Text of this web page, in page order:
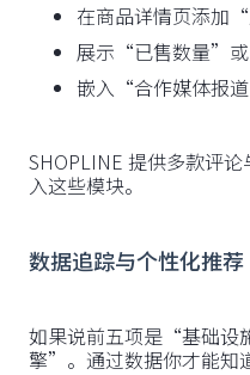
在商品详情页添加
展示“已售数量”
嵌入“合作媒体报
SHOPLINE 提供多款评
入这些模块。
数据追踪与个性化推荐
如果说前五项是“基础
擎”。通过数据你才能知